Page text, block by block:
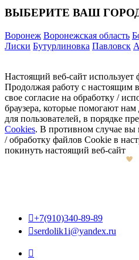
ВЫБЕРИТЕ ВАШ
Воронеж Воронежская область
Лиски Бутурлиновка Павловск
Настоящий веб-сайт использует
Продолжая работу с настоящим
свое согласие на обработку /
браузера, которые помогают нам
для пользователей, в порядке
Cookies. В противном случае вы
/ обработку файлов Cookie в
покинуть настоящий веб-сайт
+7(910)340-89-89
serdolik1i@yandex.ru
